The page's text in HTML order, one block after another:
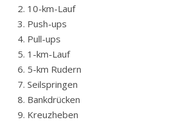
10-km-Lauf
Push-ups
Pull-ups
1-km-Lauf
5-km Rudern
Seilspringen
Bankdrücken
Kreuzheben